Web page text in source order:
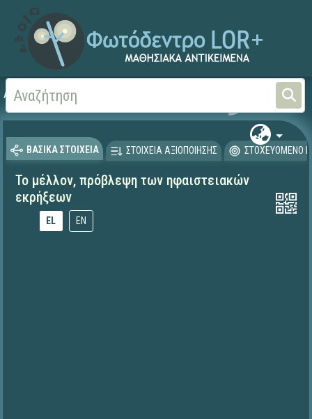
Αρχική
ΒΑΣΙΚΑ ΣΤΟΙΧΕΙΑ ΣΤΟΙΧΕΙΑ ΑΞΙΟΠΟΙΗΣΗΣ ΣΤΟΧΕΥΟΜΕΝΟ
Το μέλλον, πρόβλεψη των ηφαιστειακών
εκρήξεων
EL EN